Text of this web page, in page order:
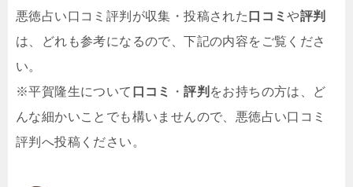
悪徳占い口コミ評判が収集・投稿された 口コミや評判
は、どれも参考になるので、下記の内容をご覧くださ
い。
※平賀隆生について 口コミ ・評判 をお持ちの方は、ど
んな細かいことでも構いませんので、悪徳占い口コミ
評判へ投稿ください。